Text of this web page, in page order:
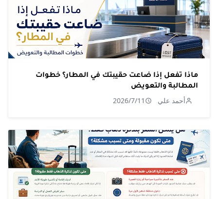
ماذا تفعل إذا ضاعت حقيبتك في المطار؟ خطوات
المطالبة والتعويض
أحمد علي 2026/7/11